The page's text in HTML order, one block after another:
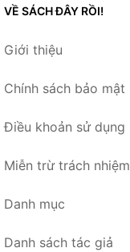
VỀ SÁCH ĐÂY RỒI!
Giới thiệu
Chính sách bảo mật
Điều khoản sử dụng
Miễn trừ trách nhiệm
Danh mục
Danh sách tác giả